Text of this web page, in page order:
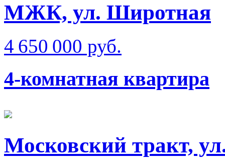
МЖК, ул. Широтная
4 650 000 руб.
4-комнатная квартира
Московский тракт,